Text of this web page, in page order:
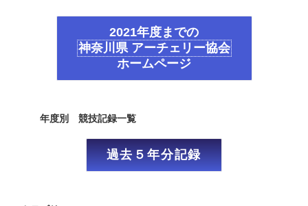
2021年度までの
神奈川県 アーチェリー協会
ホームページ
年度別 競技記録一覧
過去５年分記録